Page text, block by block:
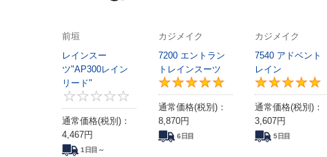
前垣
レインスー
ツ"AP300レイン
リード"
0
通常価格(税別)：
4,467円
1日目～
カジメイク
7200 エントラン
トレインスーツ
5
通常価格(税別)：
8,870円
6日目
カジメイク
7540 アドベント
レイン
通常価格(税別)：
3,607円
5日目